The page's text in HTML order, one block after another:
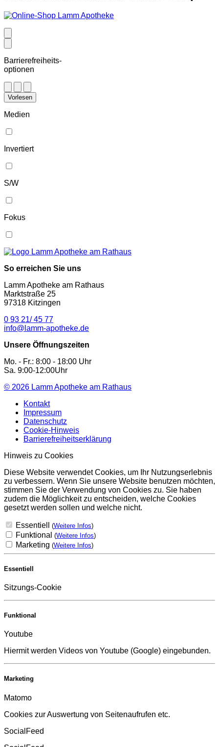
Barrierefreiheits-
optionen
Vorlesen
Medien
Invertiert
S/W
Fokus
So erreichen Sie uns
Lamm Apotheke am Rathaus
Marktstraße 25
97318 Kitzingen
0 93 21/ 45 77
info@lamm-apotheke.de
Unsere Öffnungszeiten
Mo. - Fr.: 8:00 - 18:00 Uhr
Sa. 9:00-12:00Uhr
© 2026 Lamm Apotheke am Rathaus
Kontakt
Impressum
Datenschutz
Cookie-Hinweis
Barrierefreiheitserklärung
Hinweis zu Cookies
Diese Website verwendet Cookies, um Ihr Nutzungserlebnis
zu verbessern. Wenn Sie unsere Website benutzen möchten,
stimmen Sie der Verwendung von Cookies zu. Sie haben
zudem die Möglichkeit zu entscheiden, welche Cookies
gesetzt werden sollen und welche nicht.
Essentiell (Weitere Infos)
Funktional (Weitere Infos)
Marketing (Weitere Infos)
Essentiell
Sitzungs-Cookie
Funktional
Youtube
Hiermit werden Videos von Youtube (Google) eingebunden.
Marketing
Matomo
Cookies zur Auswertung von Seitenaufrufen etc.
SocialFeed